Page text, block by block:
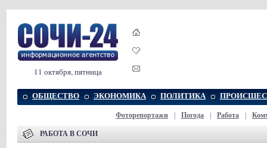
11 октября, пятница
ОБЩЕСТВО ЭКОНОМИКА ПОЛИТИКА
Фоторепортажи Погода Работа
РАБОТА В СОЧИ